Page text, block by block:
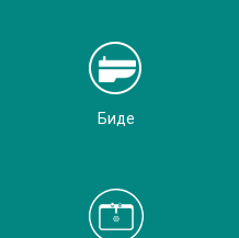
Биде